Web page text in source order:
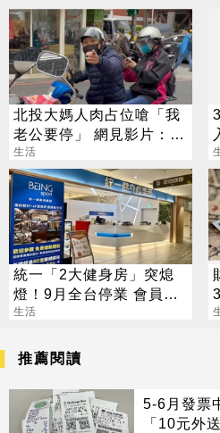
北投大媽人肉占位嗆「我
老公要停」 網見影片：難
怪是夫妻
生活
統一「2大健身房」突熄
燈！9月全台停業 會員退
費方案一次看
生活
推薦閱讀
5-6月發票
「10元外